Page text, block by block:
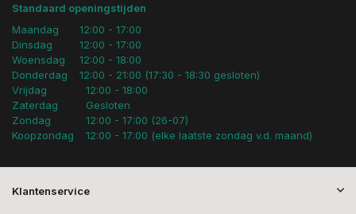
Standaard openingstijden
Maandag
Dinsdag
Woensdag
Donderdag
12:00 - 17:00
12:00 - 17:00
12:00 - 18:00
12:00 - 21:00 (17:30 - 18:30 gesloten)
Vrijdag
Zaterdag
Zondag
Koopzondag
12:00 - 18:00
Gesloten
12:00 - 17:00 (26-07)
12:00 - 17:00 (elke laatste zondag v.d. maand)
Klantenservice